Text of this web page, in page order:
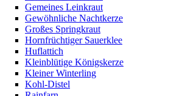
Gemeines Leinkraut
Gewöhnliche Nachtkerze
Großes Springkraut
Hornfrüchtiger Sauerklee
Huflattich
Kleinblütige Königskerze
Kleiner Winterling
Kohl-Distel